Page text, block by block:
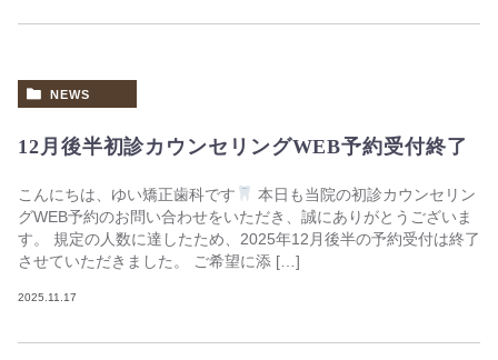
NEWS
12月後半初診カウンセリングWEB予約受付終了
こんにちは、ゆい矯正歯科です
本日も当院の初診カウンセリン
グWEB予約のお問い合わせをいただき、誠にありがとうございま
す。 規定の人数に達したため、2025年12月後半の予約受付は終了
させていただきました。 ご希望に添 […]
2025.11.17